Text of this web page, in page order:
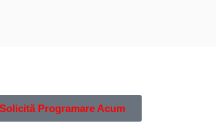
Solicită Programare Acum